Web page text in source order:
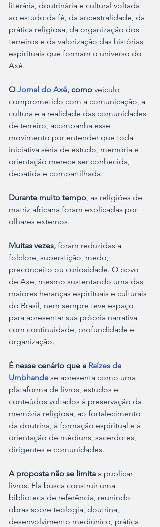
literária, doutrinária e cultural voltada
ao estudo da fé, da ancestralidade, da
prática religiosa, da organização dos
terreiros e da valorização das histórias
espirituais que formam o universo do
Axé.
O Jornal do Axé, como veículo
comprometido com a comunicação, a
cultura e a realidade das comunidades
de terreiro, acompanha esse
movimento por entender que toda
iniciativa séria de estudo, memória e
orientação merece ser conhecida,
debatida e compartilhada.
Durante muito tempo, as religiões de
matriz africana foram explicadas por
olhares externos.
Muitas vezes, foram reduzidas a
folclore, superstição, medo,
preconceito ou curiosidade. O povo
de Axé, mesmo sustentando uma das
maiores heranças espirituais e culturais
do Brasil, nem sempre teve espaço
para apresentar sua própria narrativa
com continuidade, profundidade e
organização.
É nesse cenário que a Raízes da
Umbhanda se apresenta como uma
plataforma de livros, estudos e
conteúdos voltados à preservação da
memória religiosa, ao fortalecimento
da doutrina, à formação espiritual e à
orientação de médiuns, sacerdotes,
dirigentes e comunidades.
A proposta não se limita a publicar
livros. Ela busca construir uma
biblioteca de referência, reunindo
obras sobre teologia, doutrina,
desenvolvimento mediúnico, prática